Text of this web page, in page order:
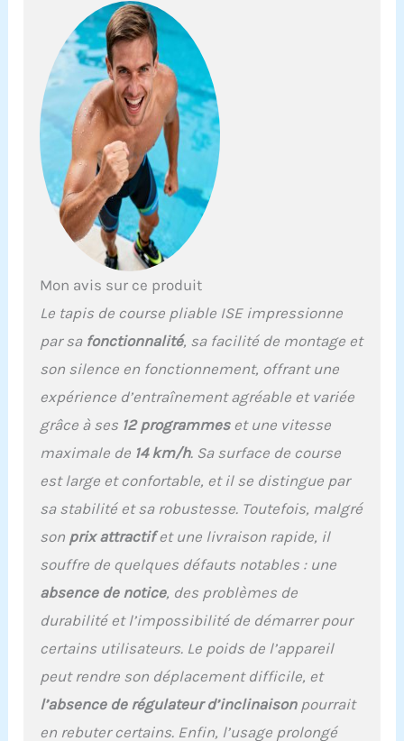
Mon avis sur ce produit
Le tapis de course pliable ISE impressionne
par sa fonctionnalité, sa facilité de montage et
son silence en fonctionnement, offrant une
expérience d’entraînement agréable et variée
grâce à ses 12 programmeset une vitesse
maximale de 14 km/h. Sa surface de course
est large et confortable, et il se distingue par
sa stabilité et sa robustesse. Toutefois, malgré
son prix attractifet une livraison rapide, il
souffre de quelques défauts notables : une
absence de notice, des problèmes de
durabilité et l’impossibilité de démarrer pour
certains utilisateurs. Le poids de l’appareil
peut rendre son déplacement difficile, et
l’absence de régulateur d’inclinaisonpourrait
en rebuter certains. Enfin, l’usage prolongé